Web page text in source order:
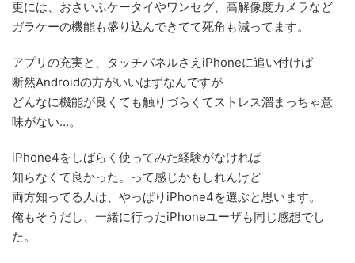
更には、おさいふケータイやワンセグ、高解像度カメラなど
ガラケーの機能も盛り込んできてて死角も減ってます。
アプリの充実と、タッチパネルさえiPhoneに追い付けば
断然Androidの方がいいはずなんですが
どんなに機能が良くても触りづらくてストレス溜まっちゃ意
味がない…。
iPhone4をしばらく使ってみた経験がなければ
知らなくて良かった。って感じかもしれんけど
両方知ってる人は、やっぱりiPhone4を選ぶと思います。
俺もそうだし、一緒に行ったiPhoneユーザも同じ感想でし
た。